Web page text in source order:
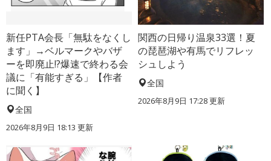
新任PTA会長「無駄をなくし
ます」→ベルマークやバザ
ーを即廃止!?爆速で終わる会
議に「有能すぎる」【作者
に聞く】
全国
2026年8月9日 18:13 更新
関西の日帰り温泉33選！夏
の琵琶湖や有馬でリフレッ
シュしよう
全国
2026年8月9日 17:28更新